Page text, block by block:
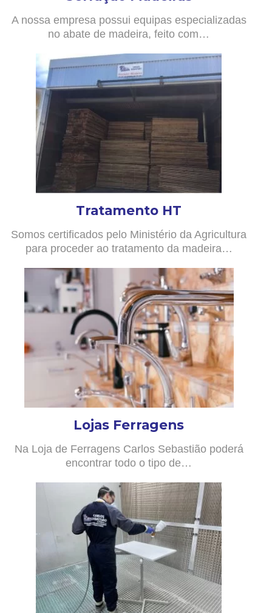
A nossa empresa possui equipas especializadas
no abate de madeira, feito com…
Tratamento HT
Somos certificados pelo Ministério da Agricultura
para proceder ao tratamento da madeira…
Lojas Ferragens
Na Loja de Ferragens Carlos Sebastião poderá
encontrar todo o tipo de…